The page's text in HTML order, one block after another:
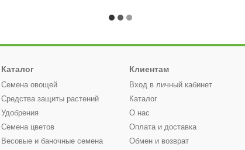
Каталог
Семена овощей
Средства защиты растений
Удобрения
Семена цветов
Весовые и баночные семена
Клиентам
Вход в личный кабинет
Каталог
О нас
Оплата и доставка
Обмен и возврат